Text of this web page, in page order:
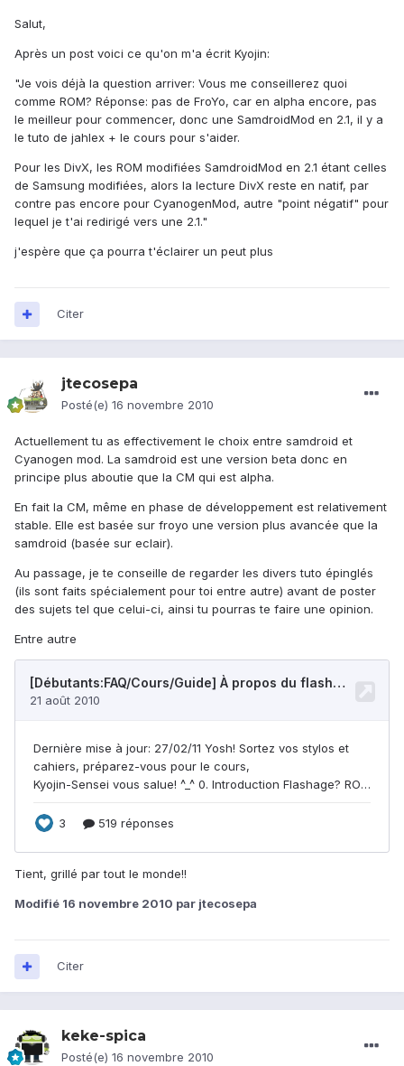
Salut,
Après un post voici ce qu'on m'a écrit Kyojin:
"Je vois déjà la question arriver: Vous me conseillerez quoi
comme ROM? Réponse: pas de FroYo, car en alpha encore, pas
le meilleur pour commencer, donc une SamdroidMod en 2.1, il y a
le tuto de jahlex + le cours pour s'aider.
Pour les DivX, les ROM modifiées SamdroidMod en 2.1 étant celles
de Samsung modifiées, alors la lecture DivX reste en natif, par
contre pas encore pour CyanogenMod, autre "point négatif" pour
lequel je t'ai redirigé vers une 2.1."
j'espère que ça pourra t'éclairer un peut plus
Citer
jtecosepa
Posté(e) 16 novembre 2010
Actuellement tu as effectivement le choix entre samdroid et
Cyanogen mod. La samdroid est une version beta donc en
principe plus aboutie que la CM qui est alpha.
En fait la CM, même en phase de développement est relativement
stable. Elle est basée sur froyo une version plus avancée que la
samdroid (basée sur eclair).
Au passage, je te conseille de regarder les divers tuto épinglés
(ils sont faits spécialement pour toi entre autre) avant de poster
des sujets tel que celui-ci, ainsi tu pourras te faire une opinion.
Entre autre
Tient, grillé par tout le monde!!
Modifié 16 novembre 2010 par jtecosepa
Citer
keke-spica
Posté(e) 16 novembre 2010